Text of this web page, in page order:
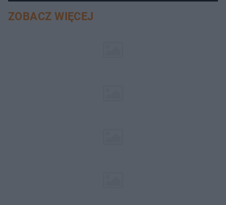
ZOBACZ WIĘCEJ